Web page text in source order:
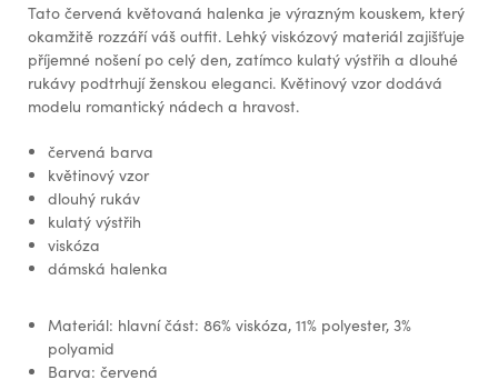
Tato červená květovaná halenka je výrazným kouskem, který
okamžitě rozzáří váš outfit. Lehký viskózový materiál zajišťuje
příjemné nošení po celý den, zatímco kulatý výstřih a dlouhé
rukávy podtrhují ženskou eleganci. Květinový vzor dodává
modelu romantický nádech a hravost.
červená barva
květinový vzor
dlouhý rukáv
kulatý výstřih
viskóza
dámská halenka
Materiál: hlavní část: 86% viskóza, 11% polyester, 3%
polyamid
Barva: červená